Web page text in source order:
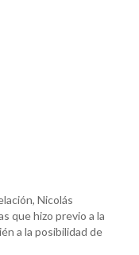
Nicolás
que hizo previo a la
a la posibilidad de